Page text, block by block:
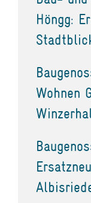
Höngg:
Wohnen